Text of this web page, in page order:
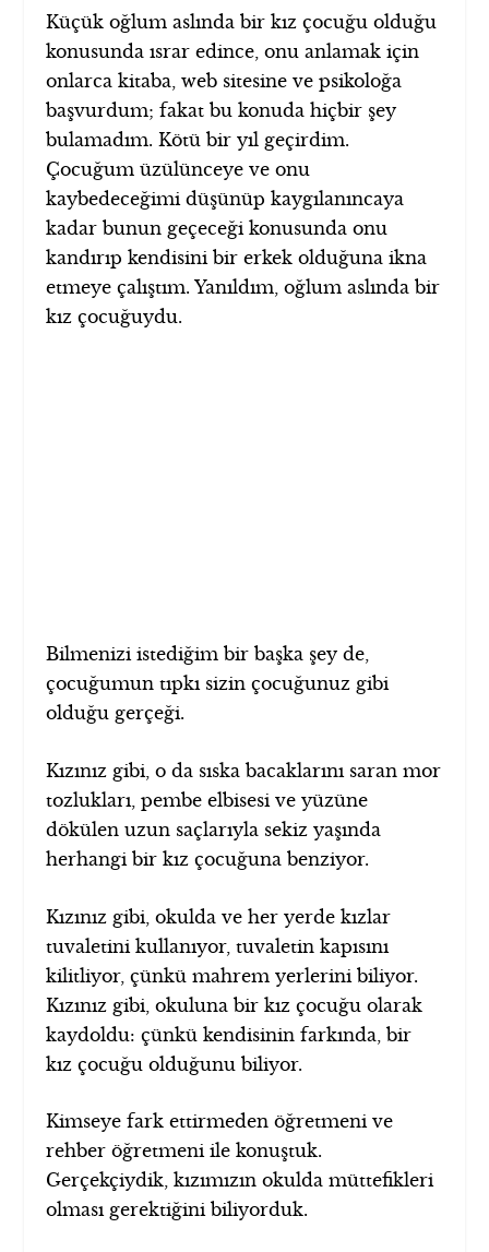
Küçük oğlum aslında bir kız çocuğu olduğu
konusunda ısrar edince, onu anlamak için
onlarca kitaba, web sitesine ve psikoloğa
başvurdum; fakat bu konuda hiçbir şey
bulamadım. Kötü bir yıl geçirdim.
Çocuğum üzülünceye ve onu
kaybedeceğimi düşünüp kaygılanıncaya
kadar bunun geçeceği konusunda onu
kandırıp kendisini bir erkek olduğuna ikna
etmeye çalıştım. Yanıldım, oğlum aslında bir
kız çocuğuydu.
Bilmenizi istediğim bir başka şey de,
çocuğumun tıpkı sizin çocuğunuz gibi
olduğu gerçeği.
Kızınız gibi, o da sıska bacaklarını saran mor
tozlukları, pembe elbisesi ve yüzüne
dökülen uzun saçlarıyla sekiz yaşında
herhangi bir kız çocuğuna benziyor.
Kızınız gibi, okulda ve her yerde kızlar
tuvaletini kullanıyor, tuvaletin kapısını
kilitliyor, çünkü mahrem yerlerini biliyor.
Kızınız gibi, okuluna bir kız çocuğu olarak
kaydoldu: çünkü kendisinin farkında, bir
kız çocuğu olduğunu biliyor.
Kimseye fark ettirmeden öğretmeni ve
rehber öğretmeni ile konuştuk.
Gerçekçiydik, kızımızın okulda müttefikleri
olması gerektiğini biliyorduk.